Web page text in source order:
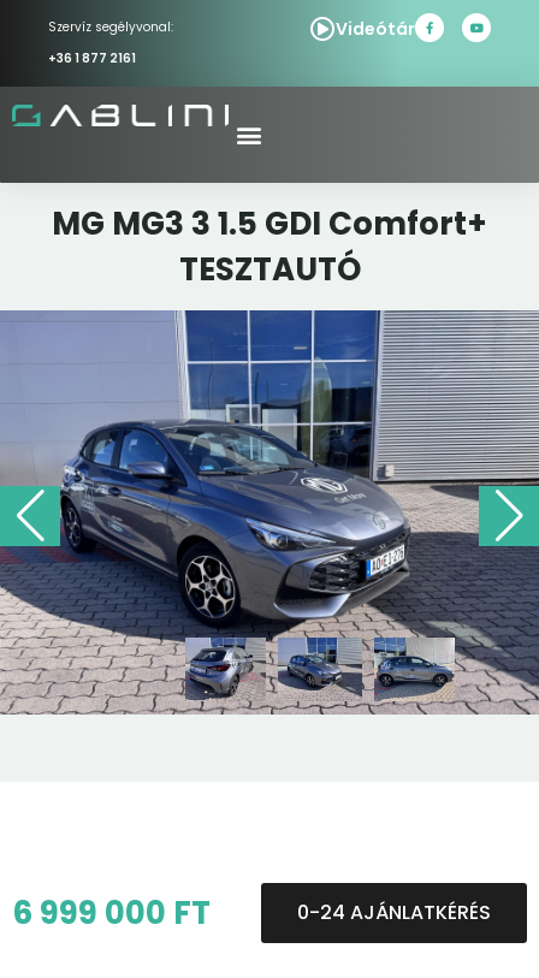
Szervíz segélyvonal:
+36 1 877 2161
Videótár
MG MG3 3 1.5 GDI Comfort+
TESZTAUTÓ
6 999 000 FT 0-24 AJÁNLATKÉRÉS